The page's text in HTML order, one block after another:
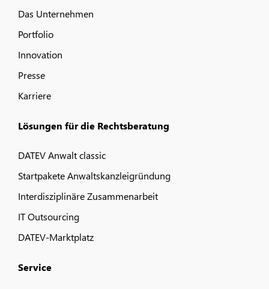
Das Unternehmen
Portfolio
Innovation
Presse
Karriere
Lösungen für die Rechtsberatung
DATEV Anwalt classic
Startpakete Anwaltskanzleigründung
Interdisziplinäre Zusammenarbeit
IT Outsourcing
DATEV-Marktplatz
Service